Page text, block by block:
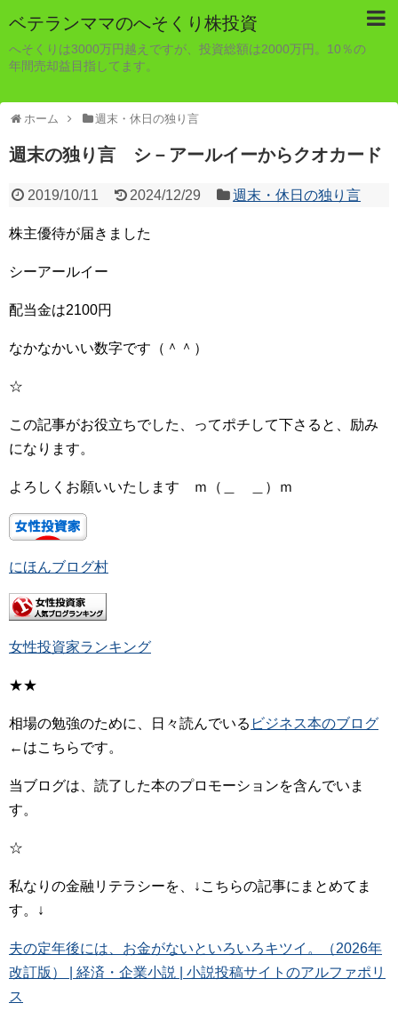
ベテランママのへそくり株投資
へそくりは3000万円越えですが、投資総額は2000万円。10％の
年間売却益目指してます。
ホーム 週末・休日の独り言
週末の独り言 シ－アールイーからクオカード
2019/10/11 2024/12/29 週末・休日の独り言
株主優待が届きました
シーアールイー
配当金は2100円
なかなかいい数字です（＾＾）
☆
この記事がお役立ちでした、ってポチして下さると、励み
になります。
よろしくお願いいたします ｍ（＿ ＿）ｍ
にほんブログ村
女性投資家ランキング
★★
相場の勉強のために、日々読んでいる ビジネス本のブログ
←はこちらです。
当ブログは、読了した本のプロモーションを含んでいま
す。
☆
私なりの金融リテラシーを、↓こちらの記事にまとめてま
す。↓
夫の定年後には、お金がないといろいろキツイ。（2026年
改訂版） | 経済・企業小説 | 小説投稿サイトのアルファポリ
ス